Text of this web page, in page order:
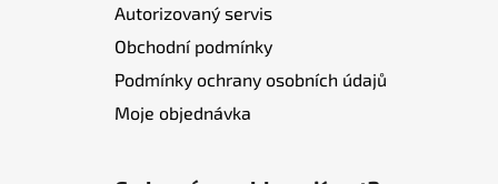
Autorizovaný servis
Obchodní podmínky
Podmínky ochrany osobních údajů
Moje objednávka